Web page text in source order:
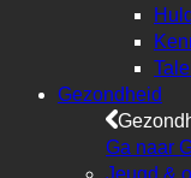
Gezondheid
Ga naar
Jeugd &